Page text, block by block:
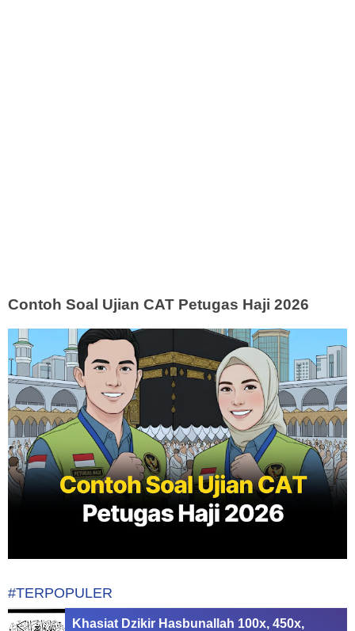
Contoh Soal Ujian CAT Petugas Haji 2026
#TERPOPULER
Khasiat Dzikir Hasbunallah 100x, 450x,